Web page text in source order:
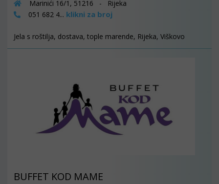
Marinići 16/1, 51216 - Rijeka
051 682 4... klikni za broj
Jela s roštilja, dostava, tople marende, Rijeka, Viškovo
BUFFET KOD MAME